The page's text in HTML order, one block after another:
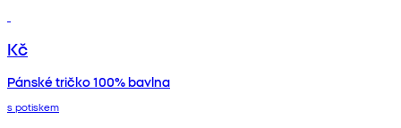
Kč
Pánské tričko 100% bavlna
s potiskem